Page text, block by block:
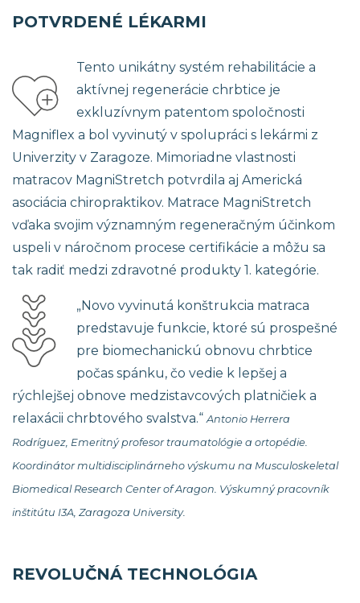
POTVRDENÉ LÉKARMI
Tento unikátny systém rehabilitácie a
aktívnej regenerácie chrbtice je
exkluzívnym patentom spoločnosti
Magniflex a bol vyvinutý v spolupráci s lekármi z
Univerzity v Zaragoze. Mimoriadne vlastnosti
matracov MagniStretch potvrdila aj Americká
asociácia chiropraktikov. Matrace MagniStretch
vďaka svojim významným regeneračným účinkom
uspeli v náročnom procese certifikácie a môžu sa
tak radiť medzi zdravotné produkty 1. kategórie.
„Novo vyvinutá konštrukcia matraca
predstavuje funkcie, ktoré sú prospešné
pre biomechanickú obnovu chrbtice
počas spánku, čo vedie k lepšej a
rýchlejšej obnove medzistavcových platničiek a
relaxácii chrbtového svalstva.“Antonio Herrera
Rodríguez, Emeritný profesor traumatológie a ortopédie.
Koordinátor multidisciplinárneho výskumu na Musculoskeletal
Biomedical Research Center of Aragon. Výskumný pracovník
inštitútu I3A, Zaragoza University.
REVOLUČNÁ TECHNOLÓGIA